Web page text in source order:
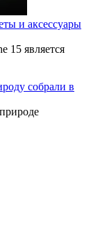
и аксессуары
15 является
собрали в